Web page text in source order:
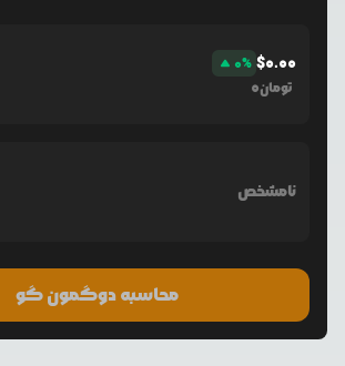
0% $0.00
0تومان
نامشخص
محاسبه دوگمون گو